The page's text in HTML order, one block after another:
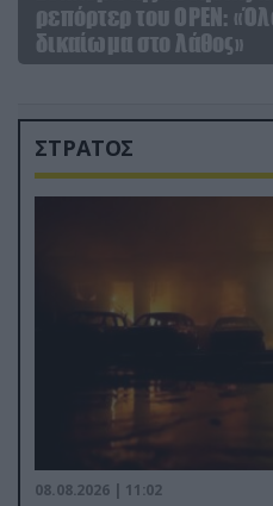
ρεπόρτερ του ΟΡΕΝ:
δικαίωμα στο λάθος»
ΣΤΡΑΤΟΣ
08.08.2026 | 11:02